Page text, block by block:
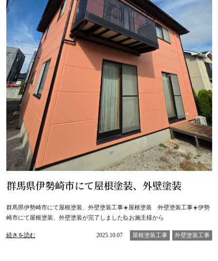
群馬県伊勢崎市にて屋根塗装、外壁塗装
群馬県伊勢崎市にて屋根塗装、外壁塗装工事☀️屋根塗装 外壁塗装工事☀️伊勢
崎市にて屋根塗装、外壁塗装が完了しました🙋お施主様から
続きを読む 2025.10.07 屋根塗装工事 外壁塗装工事